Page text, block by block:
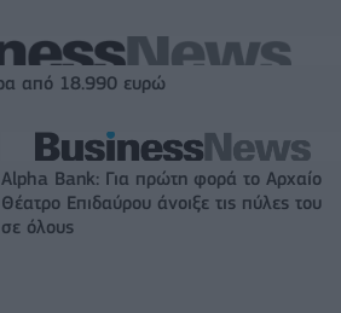
από 18.990 ευρώ
Alpha Bank: Για πρώτη φορά το Αρχαίο
Θέατρο Επιδαύρου άνοιξε τις πύλες του
σε όλους